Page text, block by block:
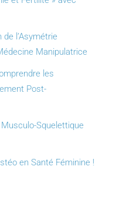
de l’Asymétrie
Manipulatrice
les
Post-
Squelettique
en Santé Féminine !